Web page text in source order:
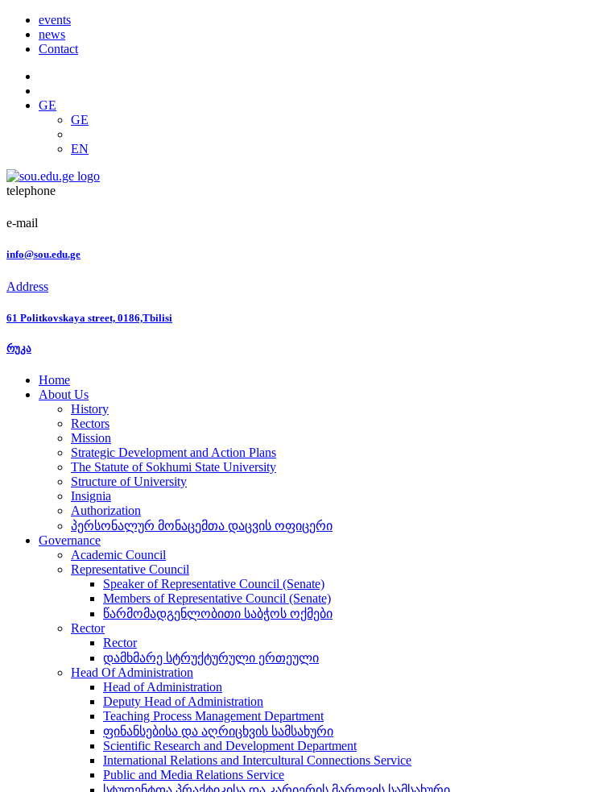
events
news
Contact
GE
GE
EN
telephone
e-mail
info@sou.edu.ge
Address
61 Politkovskaya street, 0186,Tbilisi
რუკა
Home
About Us
History
Rectors
Mission
Strategic Development and Action Plans
The Statute of Sokhumi State University
Structure of University
Insignia
Authorization
პერსონალურ მონაცემთა დაცვის ოფიცერი
Governance
Academic Council
Representative Council
Speaker of Representative Council (Senate)
Members of Representative Council (Senate)
წარმომადგენლობითი საბჭოს ოქმები
Rector
Rector
დამხმარე სტრუქტურული ერთეული
Head Of Administration
Head of Administration
Deputy Head of Administration
Teaching Process Management Department
ფინანსებისა და აღრიცხვის სამსახური
Scientific Research and Development Department
International Relations and Intercultural Connections Service
Public and Media Relations Service